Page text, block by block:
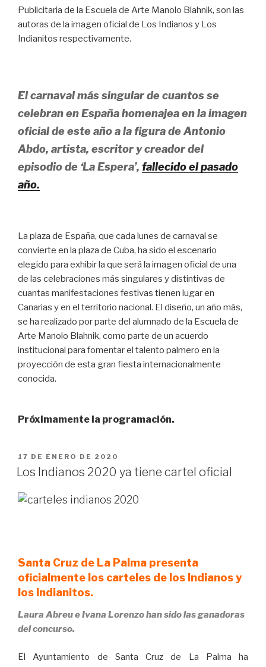
Publicitaria de la Escuela de Arte Manolo Blahnik, son las
autoras de la imagen oficial de Los Indianos y Los
Indianitos respectivamente.
El carnaval más singular de cuantos se
celebran en España homenajea en la imagen
oficial de este año a la figura de Antonio
Abdo, artista, escritor y creador del
episodio de ‘La Espera’, fallecido el pasado
año.
La plaza de España, que cada lunes de carnaval se
convierte en la plaza de Cuba, ha sido el escenario
elegido para exhibir la que será la imagen oficial de una
de las celebraciones más singulares y distintivas de
cuantas manifestaciones festivas tienen lugar en
Canarias y en el territorio nacional. El diseño, un año más,
se ha realizado por parte del alumnado de la Escuela de
Arte Manolo Blahnik, como parte de un acuerdo
institucional para fomentar el talento palmero en la
proyección de esta gran fiesta internacionalmente
conocida.
Próximamente la programación.
PUBLICADO
EL
17 DE ENERO DE 2020
Los Indianos 2020 ya tiene cartel oficial
Santa Cruz de La Palma presenta
oficialmente los carteles de los Indianos y
los Indianitos.
Laura Abreu e Ivana Lorenzo han sido las ganadoras
del concurso.
El Ayuntamiento de Santa Cruz de La Palma ha